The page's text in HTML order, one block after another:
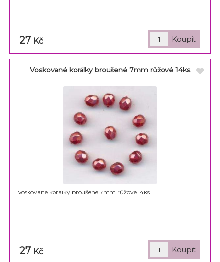
27 Kč
Voskované korálky broušené 7mm růžové 14ks
Voskované korálky broušené 7mm růžové 14ks
27 Kč